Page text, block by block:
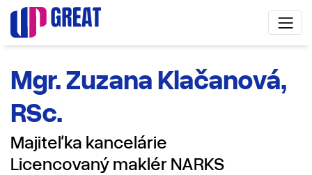
Mgr. Zuzana Klačanová,
RSc.
Majiteľka kancelárie
Licencovaný maklér NARKS